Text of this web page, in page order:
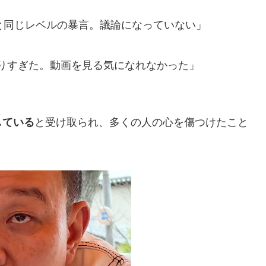
じレベルの暴言。議論になっていない」
ぎた。動画を見る気になれなかった」
いる と受け取られ、多くの人の心を傷つけたこと